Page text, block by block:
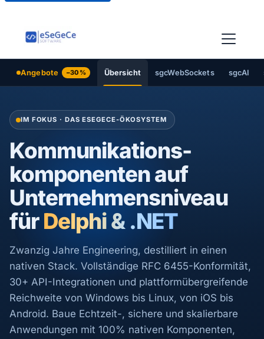
Angebote −30% Übersicht sgcWebSockets sgcAI
IM FOKUS · DAS ESEGECE-ÖKOSYSTEM
Kommunikations­
komponenten auf
Unternehmensniveau
fürDelphi & .NET
Zwanzig Jahre Engineering, destilliert in einen
nativen Stack. Vollständige RFC 6455-Konformität,
30+ API-Integrationen und plattformübergreifende
Reichweite von Windows bis Linux, von iOS bis
Android. Baue Echtzeit-, sichere und skalierbare
Anwendungen mit 100% nativen Komponenten,